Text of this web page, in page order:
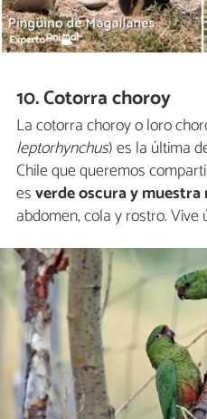
10. Cotorra choroy
La cotorra choroy o loro
leptorhynchus) es la última
Chile que queremos
esverde oscura y muestra
abdomen, cola y rostro. Vive